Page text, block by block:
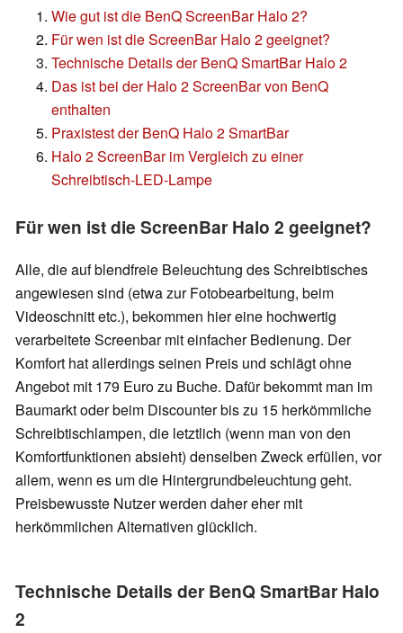
Wie gut ist die BenQ ScreenBar Halo 2?
Für wen ist die ScreenBar Halo 2 geeignet?
Technische Details der BenQ SmartBar Halo 2
Das ist bei der Halo 2 ScreenBar von BenQ
enthalten
Praxistest der BenQ Halo 2 SmartBar
Halo 2 ScreenBar im Vergleich zu einer
Schreibtisch-LED-Lampe
Für wen ist die ScreenBar Halo 2 geeignet?
Alle, die auf blendfreie Beleuchtung des Schreibtisches
angewiesen sind (etwa zur Fotobearbeitung, beim
Videoschnitt etc.), bekommen hier eine hochwertig
verarbeitete Screenbar mit einfacher Bedienung. Der
Komfort hat allerdings seinen Preis und schlägt ohne
Angebot mit 179 Euro zu Buche. Dafür bekommt man im
Baumarkt oder beim Discounter bis zu 15 herkömmliche
Schreibtischlampen, die letztlich (wenn man von den
Komfortfunktionen absieht) denselben Zweck erfüllen, vor
allem, wenn es um die Hintergrundbeleuchtung geht.
Preisbewusste Nutzer werden daher eher mit
herkömmlichen Alternativen glücklich.
Technische Details der BenQ SmartBar Halo
2